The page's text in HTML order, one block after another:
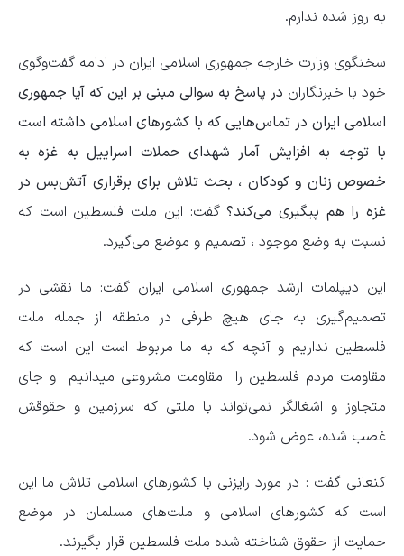
به روز شده ندارم.
سخنگوی وزارت خارجه جمهوری اسلامی ایران در ادامه گفت‌وگوی
خود با خبرنگاران در پاسخ به سوالی مبنی بر این که آیا جمهوری
اسلامی ایران در تماس‌هایی که با کشورهای اسلامی داشته است
با توجه به افزایش آمار شهدای حملات اسراییل به غزه به
خصوص زنان و کودکان ، بحث تلاش برای برقراری آتش‌بس در
غزه را هم پیگیری می‌کند؟گفت: این ملت فلسطین است که
نسبت به وضع موجود ، تصمیم و موضع می‌گیرد.
این دیپلمات ارشد جمهوری اسلامی ایران گفت: ما نقشی در
تصمیم‌گیری به جای هیچ طرفی در منطقه از جمله ملت
فلسطین نداریم و آنچه که به ما مربوط است این است که
مقاومت مردم فلسطین را مقاومت مشروعی میدانیم و جای
متجاوز و اشغالگر نمی‌تواند با ملتی که سرزمین و حقوقش
غصب شده، عوض شود.
کنعانی گفت : در مورد رایزنی با کشورهای اسلامی تلاش ما این
است که کشورهای اسلامی و ملت‌های مسلمان در موضع
حمایت از حقوق شناخته شده ملت فلسطین قرار بگیرند.